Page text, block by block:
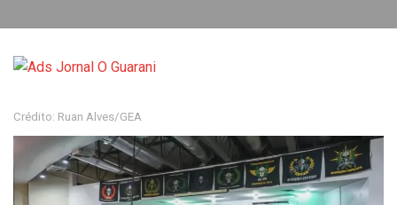
Crédito: Ruan Alves/GEA